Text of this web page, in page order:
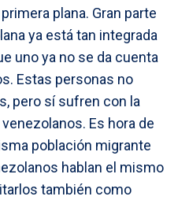
plana. Gran parte
ya está tan integrada
uno ya no se da cuenta
Estas personas no
pero sí sufren con la
Es hora de
población migrante
hablan el mismo
también como